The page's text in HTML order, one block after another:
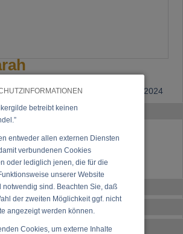
betreibt keinen
entweder allen externen Diensten
verbundenen Cookies
oder lediglich jenen, die für die
unserer Website
notwendig sind. Beachten Sie, daß
der zweiten Möglichkeit ggf. nicht
angezeigt werden können.
Cookies, um externe Inhalte
12.09.2016, letzte Änderung: 21.01.2024
Sarah
mitglied/3599.htm
– Komposition...